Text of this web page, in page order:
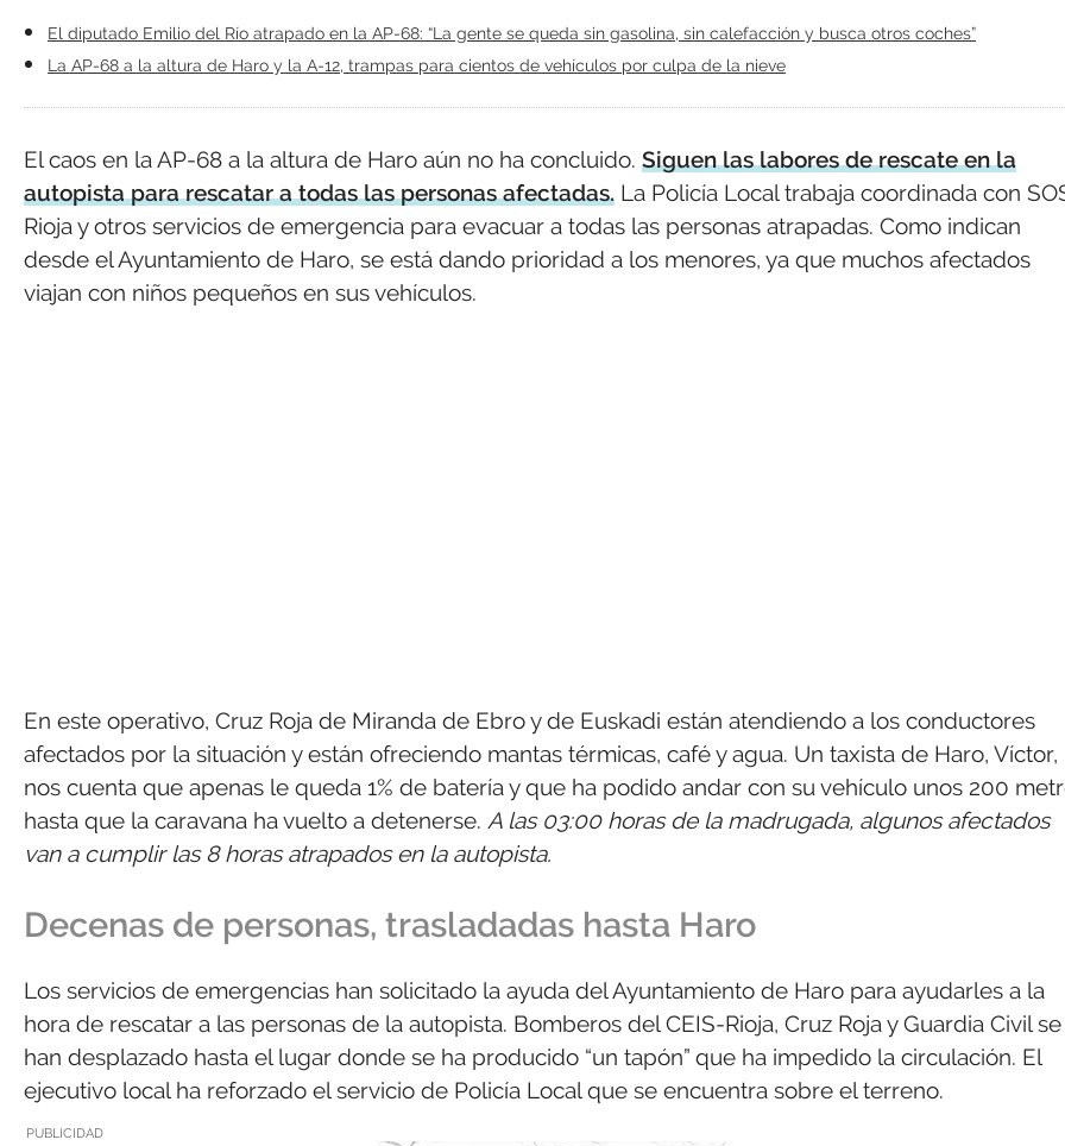
El diputado Emilio del Río atrapado en la AP-68: “La gente se queda sin gasolina, sin calefacción y busca otros coches”
La AP-68 a la altura de Haro y la A-12, trampas para cientos de vehículos por culpa de la nieve
El caos en la AP-68 a la altura de Haro aún no ha concluido. Siguen las labores de rescate en la
autopista para rescatar a todas las personas afectadas. La Policía Local trabaja coordinada con
Rioja y otros servicios de emergencia para evacuar a todas las personas atrapadas. Como indican
desde el Ayuntamiento de Haro, se está dando prioridad a los menores, ya que muchos afectados
viajan con niños pequeños en sus vehículos.
En este operativo, Cruz Roja de Miranda de Ebro y de Euskadi están atendiendo a los conductores
afectados por la situación y están ofreciendo mantas térmicas, café y agua. Un taxista de Haro, Víctor,
nos cuenta que apenas le queda 1% de batería y que ha podido andar con su vehículo unos 200
hasta que la caravana ha vuelto a detenerse. A las 03:00 horas de la madrugada, algunos afectados
van a cumplir las 8 horas atrapados en la autopista.
Decenas de personas, trasladadas hasta Haro
Los servicios de emergencias han solicitado la ayuda del Ayuntamiento de Haro para ayudarles a la
hora de rescatar a las personas de la autopista. Bomberos del CEIS-Rioja, Cruz Roja y Guardia Civil se
han desplazado hasta el lugar donde se ha producido “un tapón” que ha impedido la circulación. El
ejecutivo local ha reforzado el servicio de Policía Local que se encuentra sobre el terreno.
PUBLICIDAD